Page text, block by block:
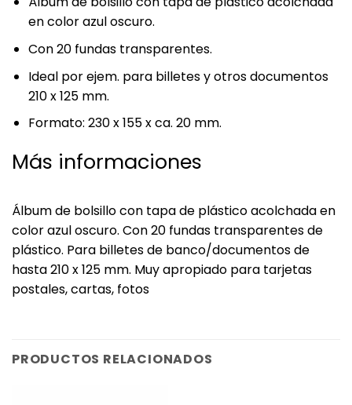
en color azul oscuro.
Con 20 fundas transparentes.
Ideal por ejem. para billetes y otros documentos
210 x 125 mm.
Formato: 230 x 155 x ca. 20 mm.
Más informaciones
Álbum de bolsillo con tapa de plástico acolchada en
color azul oscuro. Con 20 fundas transparentes de
plástico. Para billetes de banco/documentos de
hasta 210 x 125 mm. Muy apropiado para tarjetas
postales, cartas, fotos
PRODUCTOS RELACIONADOS